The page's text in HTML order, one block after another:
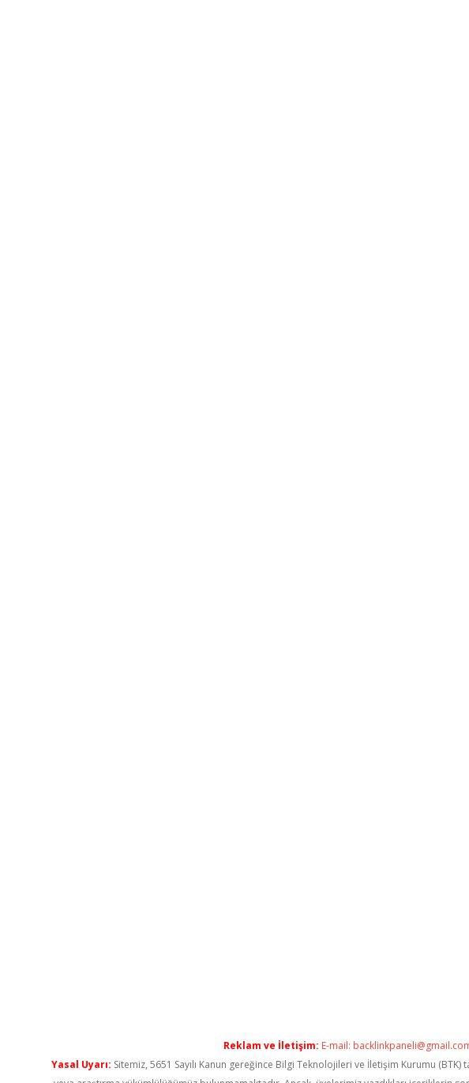
Reklam ve İletişim: E-mail:
Yasal Uyarı: Sitemiz, 5651 Sayılı Kanun gereğince Bilgi Teknolojileri ve İletişim Kurumu